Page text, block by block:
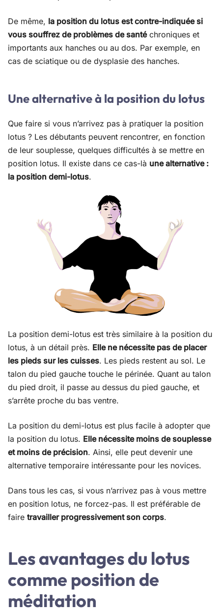
De même, la position du lotus est contre-indiquée si
vous souffrez de problèmes de santéchroniques et
importants aux hanches ou au dos. Par exemple, en
cas de sciatique ou de dysplasie des hanches.
Une alternative à la position du lotus
Que faire si vous n’arrivez pas à pratiquer la position
lotus ? Les débutants peuvent rencontrer, en fonction
de leur souplesse, quelques difficultés à se mettre en
position lotus. Il existe dans ce cas-là une alternative :
la position demi-lotus.
La position demi-lotus est très similaire à la position du
lotus, à un détail près. Elle ne nécessite pas de placer
les pieds sur les cuisses. Les pieds restent au sol. Le
talon du pied gauche touche le périnée. Quant au talon
du pied droit, il passe au dessus du pied gauche, et
s’arrête proche du bas ventre.
La position du demi-lotus est plus facile à adopter que
la position du lotus. Elle nécessite moins de souplesse
et moins de précision. Ainsi, elle peut devenir une
alternative temporaire intéressante pour les novices.
Dans tous les cas, si vous n’arrivez pas à vous mettre
en position lotus, ne forcez-pas. Il est préférable de
faire travailler progressivement son corps.
Les avantages du lotus
comme position de
méditation